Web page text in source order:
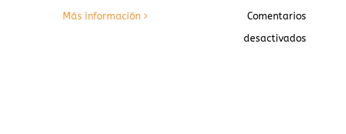
Más información
Comentarios
desactivados